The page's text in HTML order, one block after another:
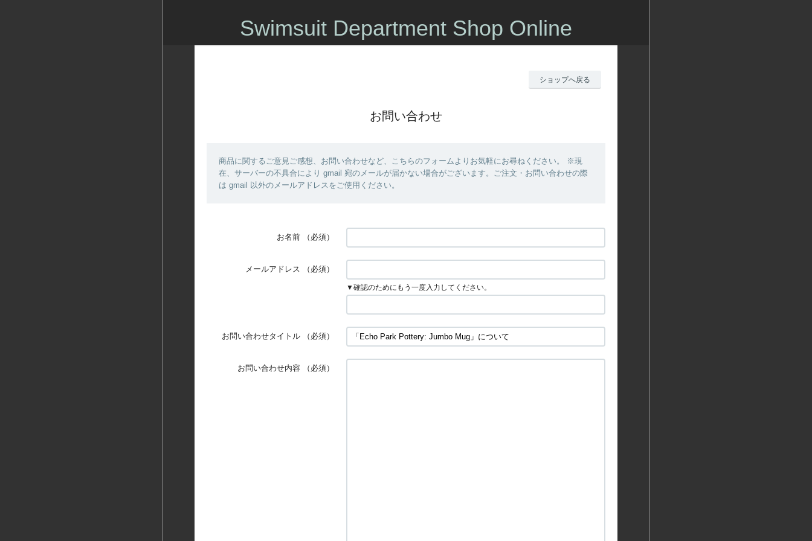
Swimsuit Department Shop Online
ショップへ戻る
お問い合わせ
商品に関するご意見ご感想、お問い合わせなど、こちらのフォームよりお気軽にお尋ねください。 ※現
在、サーバーの不具合により gmail 宛のメールが届かない場合がございます。ご注文・お問い合わせの際
は gmail 以外のメールアドレスをご使用ください。
お名前 （必須）
メールアドレス （必須）
▼確認のためにもう一度入力してください。
お問い合わせタイトル （必須）
お問い合わせ内容 （必須）